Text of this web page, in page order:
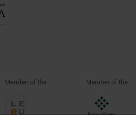
Member of the Member of the